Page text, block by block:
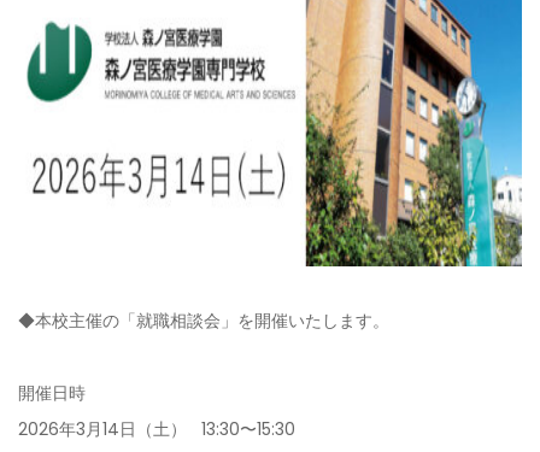
◆本校主催の「就職相談会」を開催いたします。
開催日時
2026年3月14日（土） 13:30〜15:30